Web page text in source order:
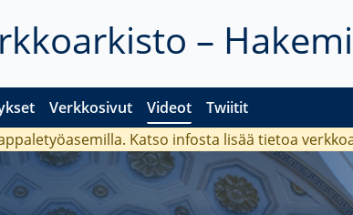
–
Verkkosivut Videot Twiitit
Katso infosta lisää tietoa